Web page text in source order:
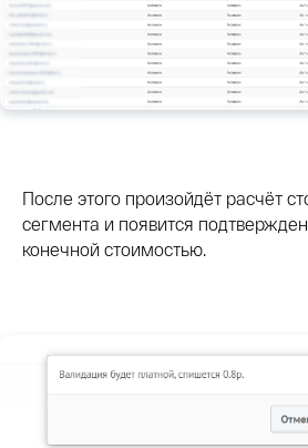
После этого произойдёт расчёт
сегмента и появится
конечной стоимостью.